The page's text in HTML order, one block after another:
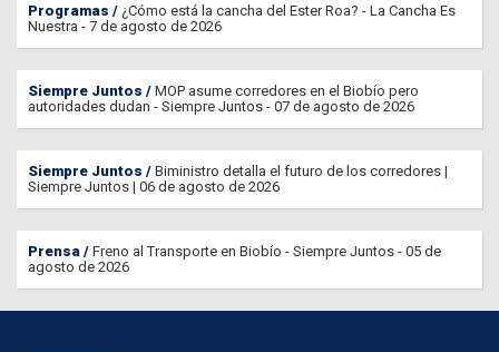
Programas
¿Cómo está la cancha del Ester Roa? - La Cancha Es
Nuestra - 7 de agosto de 2026
Siempre Juntos
MOP asume corredores en el Biobío pero
autoridades dudan - Siempre Juntos - 07 de agosto de 2026
Siempre Juntos
Biministro detalla el futuro de los corredores |
Siempre Juntos | 06 de agosto de 2026
Prensa
Freno al Transporte en Biobío - Siempre Juntos - 05 de
agosto de 2026